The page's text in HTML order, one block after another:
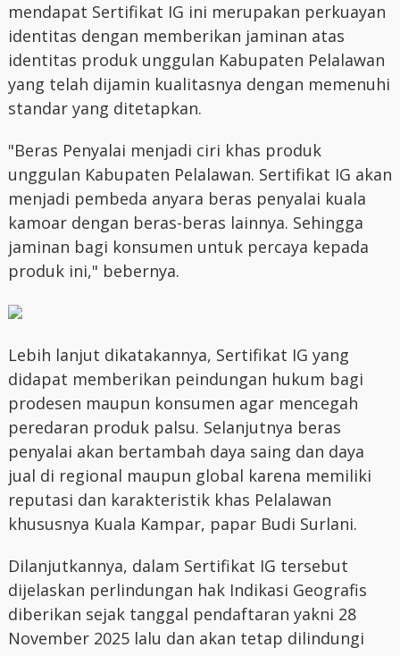
mendapat Sertifikat IG ini merupakan perkuayan
identitas dengan memberikan jaminan atas
identitas produk unggulan Kabupaten Pelalawan
yang telah dijamin kualitasnya dengan memenuhi
standar yang ditetapkan.
"Beras Penyalai menjadi ciri khas produk
unggulan Kabupaten Pelalawan. Sertifikat IG akan
menjadi pembeda anyara beras penyalai kuala
kamoar dengan beras-beras lainnya. Sehingga
jaminan bagi konsumen untuk percaya kepada
produk ini," bebernya.
Lebih lanjut dikatakannya, Sertifikat IG yang
didapat memberikan peindungan hukum bagi
prodesen maupun konsumen agar mencegah
peredaran produk palsu. Selanjutnya beras
penyalai akan bertambah daya saing dan daya
jual di regional maupun global karena memiliki
reputasi dan karakteristik khas Pelalawan
khususnya Kuala Kampar, papar Budi Surlani.
Dilanjutkannya, dalam Sertifikat IG tersebut
dijelaskan perlindungan hak Indikasi Geografis
diberikan sejak tanggal pendaftaran yakni 28
November 2025 lalu dan akan tetap dilindungi